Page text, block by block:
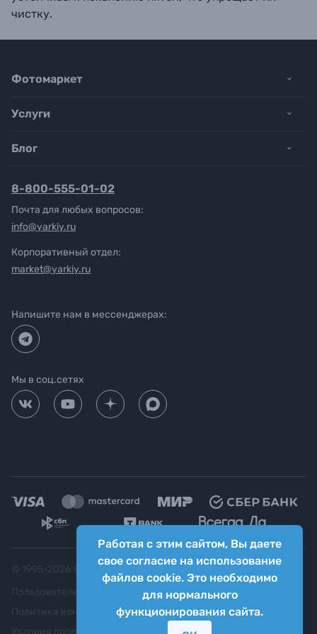
чистку.
Работая с этим сайтом, Вы даете
свое согласие на использование
файлов cookie. Это необходимо
для нормального
функционирования сайта.
Фотомаркет
Услуги
Блог
8-800-555-01-02
Почта для любых вопросов:
info@yarkiy.ru
Корпоративный отдел:
market@yarkiy.ru
Напишите нам в мессенджерах:
Мы в соц.сетях
Яркий фотомаркет ("Яркий Мир")
Пользовательское соглашение
Политика конфиденциальности